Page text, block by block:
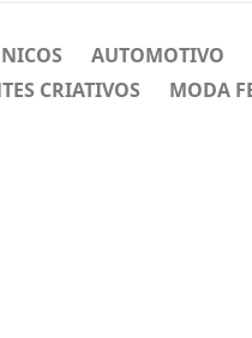
AUTOMOTIVO
CRIATIVOS
MODA